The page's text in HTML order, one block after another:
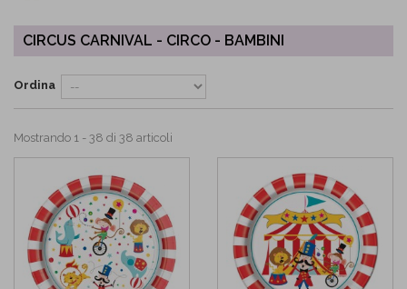
CIRCUS CARNIVAL - CIRCO - BAMBINI
Ordina
Mostrando 1 - 38 di 38 articoli